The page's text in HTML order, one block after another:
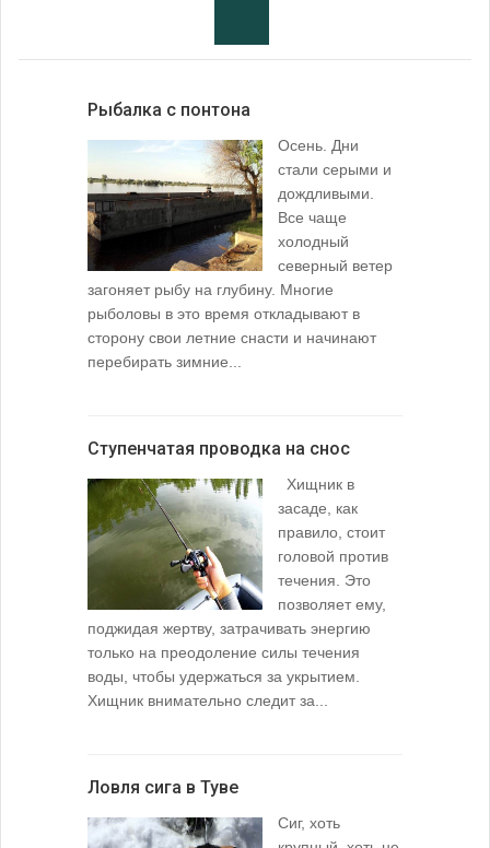
Рыбалка с понтона
Осень. Дни
стали серыми и
дождливыми.
Все чаще
холодный
северный ветер
загоняет рыбу на глубину. Многие
рыболовы в это время откладывают в
сторону свои летние снасти и начинают
перебирать зимние...
Ступенчатая проводка на снос
Хищник в
засаде, как
правило, стоит
головой против
течения. Это
позволяет ему,
поджидая жертву, затрачивать энергию
только на преодоление силы течения
воды, чтобы удержаться за укрытием.
Хищник внимательно следит за...
Ловля сига в Туве
Сиг, хоть